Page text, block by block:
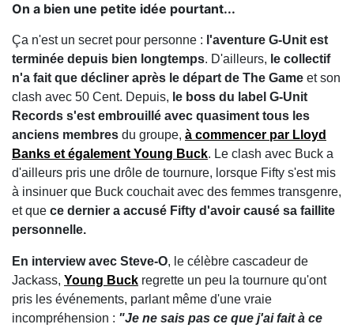
On a bien une petite idée pourtant...
Ça n'est un secret pour personne : l'aventure G-Unit est
terminée depuis bien longtemps. D'ailleurs, le collectif
n'a fait que décliner après le départ de The Game et son
clash avec 50 Cent. Depuis, le boss du label G-Unit
Records s'est embrouillé avec quasiment tous les
anciens membres du groupe, à commencer par Lloyd
Banks et également Young Buck. Le clash avec Buck a
d'ailleurs pris une drôle de tournure, lorsque Fifty s'est mis
à insinuer que Buck couchait avec des femmes transgenre,
et que ce dernier a accusé Fifty d'avoir causé sa faillite
personnelle.
En interview avec Steve-O, le célèbre cascadeur de
Jackass, Young Buck regrette un peu la tournure qu'ont
pris les événements, parlant même d'une vraie
incompréhension : "Je ne sais pas ce que j'ai fait à ce